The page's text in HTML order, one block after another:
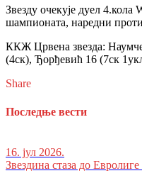
Звезду очекује дуел
шампионата, наредни
ККЖ Црвена звезда:
(4ск), Ђорђевић 16 (7ск
Share
Последње вести
16. јул 2026.
Звездина стаза до